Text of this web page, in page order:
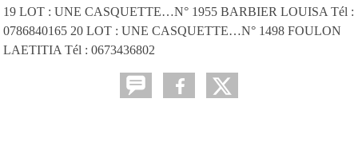
19 LOT : UNE CASQUETTE…N° 1955 BARBIER LOUISA Tél :
0786840165 20 LOT : UNE CASQUETTE…N° 1498 FOULON
LAETITIA Tél : 0673436802